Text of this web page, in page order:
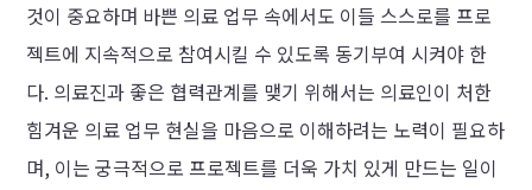
것이 중요하며 바쁜 의료 업무 속에서도 이들 스스로를 프로
젝트에 지속적으로 참여시킬 수 있도록 동기부여 시켜야 한
다. 의료진과 좋은 협력관계를 맺기 위해서는 의료인이 처한
힘겨운 의료 업무 현실을 마음으로 이해하려는 노력이 필요하
며, 이는 궁극적으로 프로젝트를 더욱 가치 있게 만드는 일이